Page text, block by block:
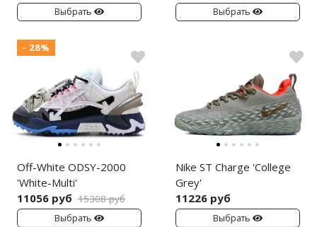
Выбрать Выбрать
- 28%
Off-White ODSY-2000
'White-Multi'
11056 руб 15308 руб
Выбрать
Nike ST Charge 'College
Grey'
11226 руб
Выбрать